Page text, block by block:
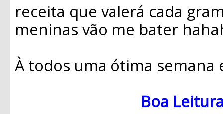
receita que valerá cada
meninas vão me bater
À todos uma ótima semana
Boa